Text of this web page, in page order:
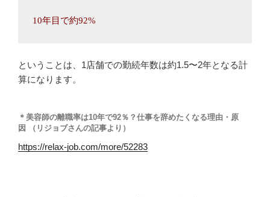
10年目で約92%
ということは、1店舗での勤続年数は約1.5〜2年となる計
算になります。
＊美容師の離職率は10年で92％？仕事を辞めたくなる理由・原
因 （リジョブさんの記事より）
https://relax-job.com/more/52283